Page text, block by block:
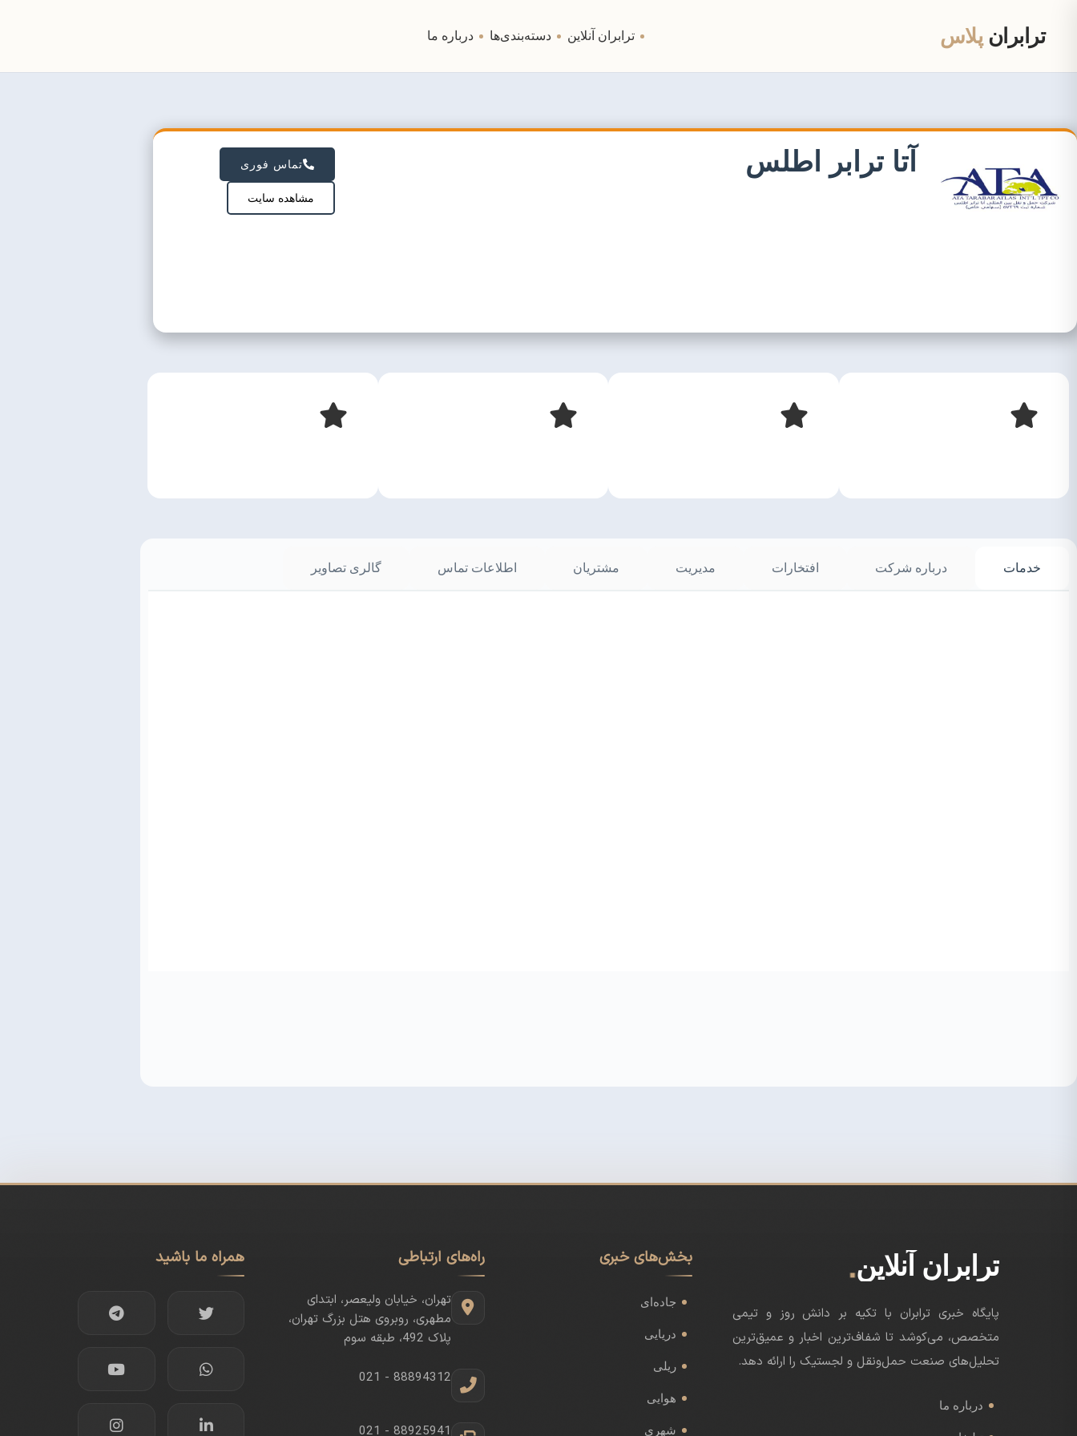
ترابران پلاس ترابران آنلاین دسته‌بندی‌ها درباره ما
آتا ترابر اطلس تماس فوری
مشاهده سایت
خدمات درباره شرکت افتخارات مدیریت مشتریان اطلاعات تماس گالری تصاویر
ترابران آنلاین.
پایگاه خبری ترابران با تکیه بر دانش روز و تیمی
متخصص، می‌کوشد تا شفاف‌ترین اخبار و عمیق‌ترین
تحلیل‌های صنعت حمل‌ونقل و لجستیک را ارائه دهد.
درباره ما
بخش‌های خبری
جاده‌ای
دریایی
ریلی
هوایی
شهری
راه‌های ارتباطی
تهران، خیابان ولیعصر، ابتدای
مطهری، روبروی هتل بزرگ تهران،
پلاک 492، طبقه سوم
021 - 88894312
021 - 88925941
همراه ما باشید